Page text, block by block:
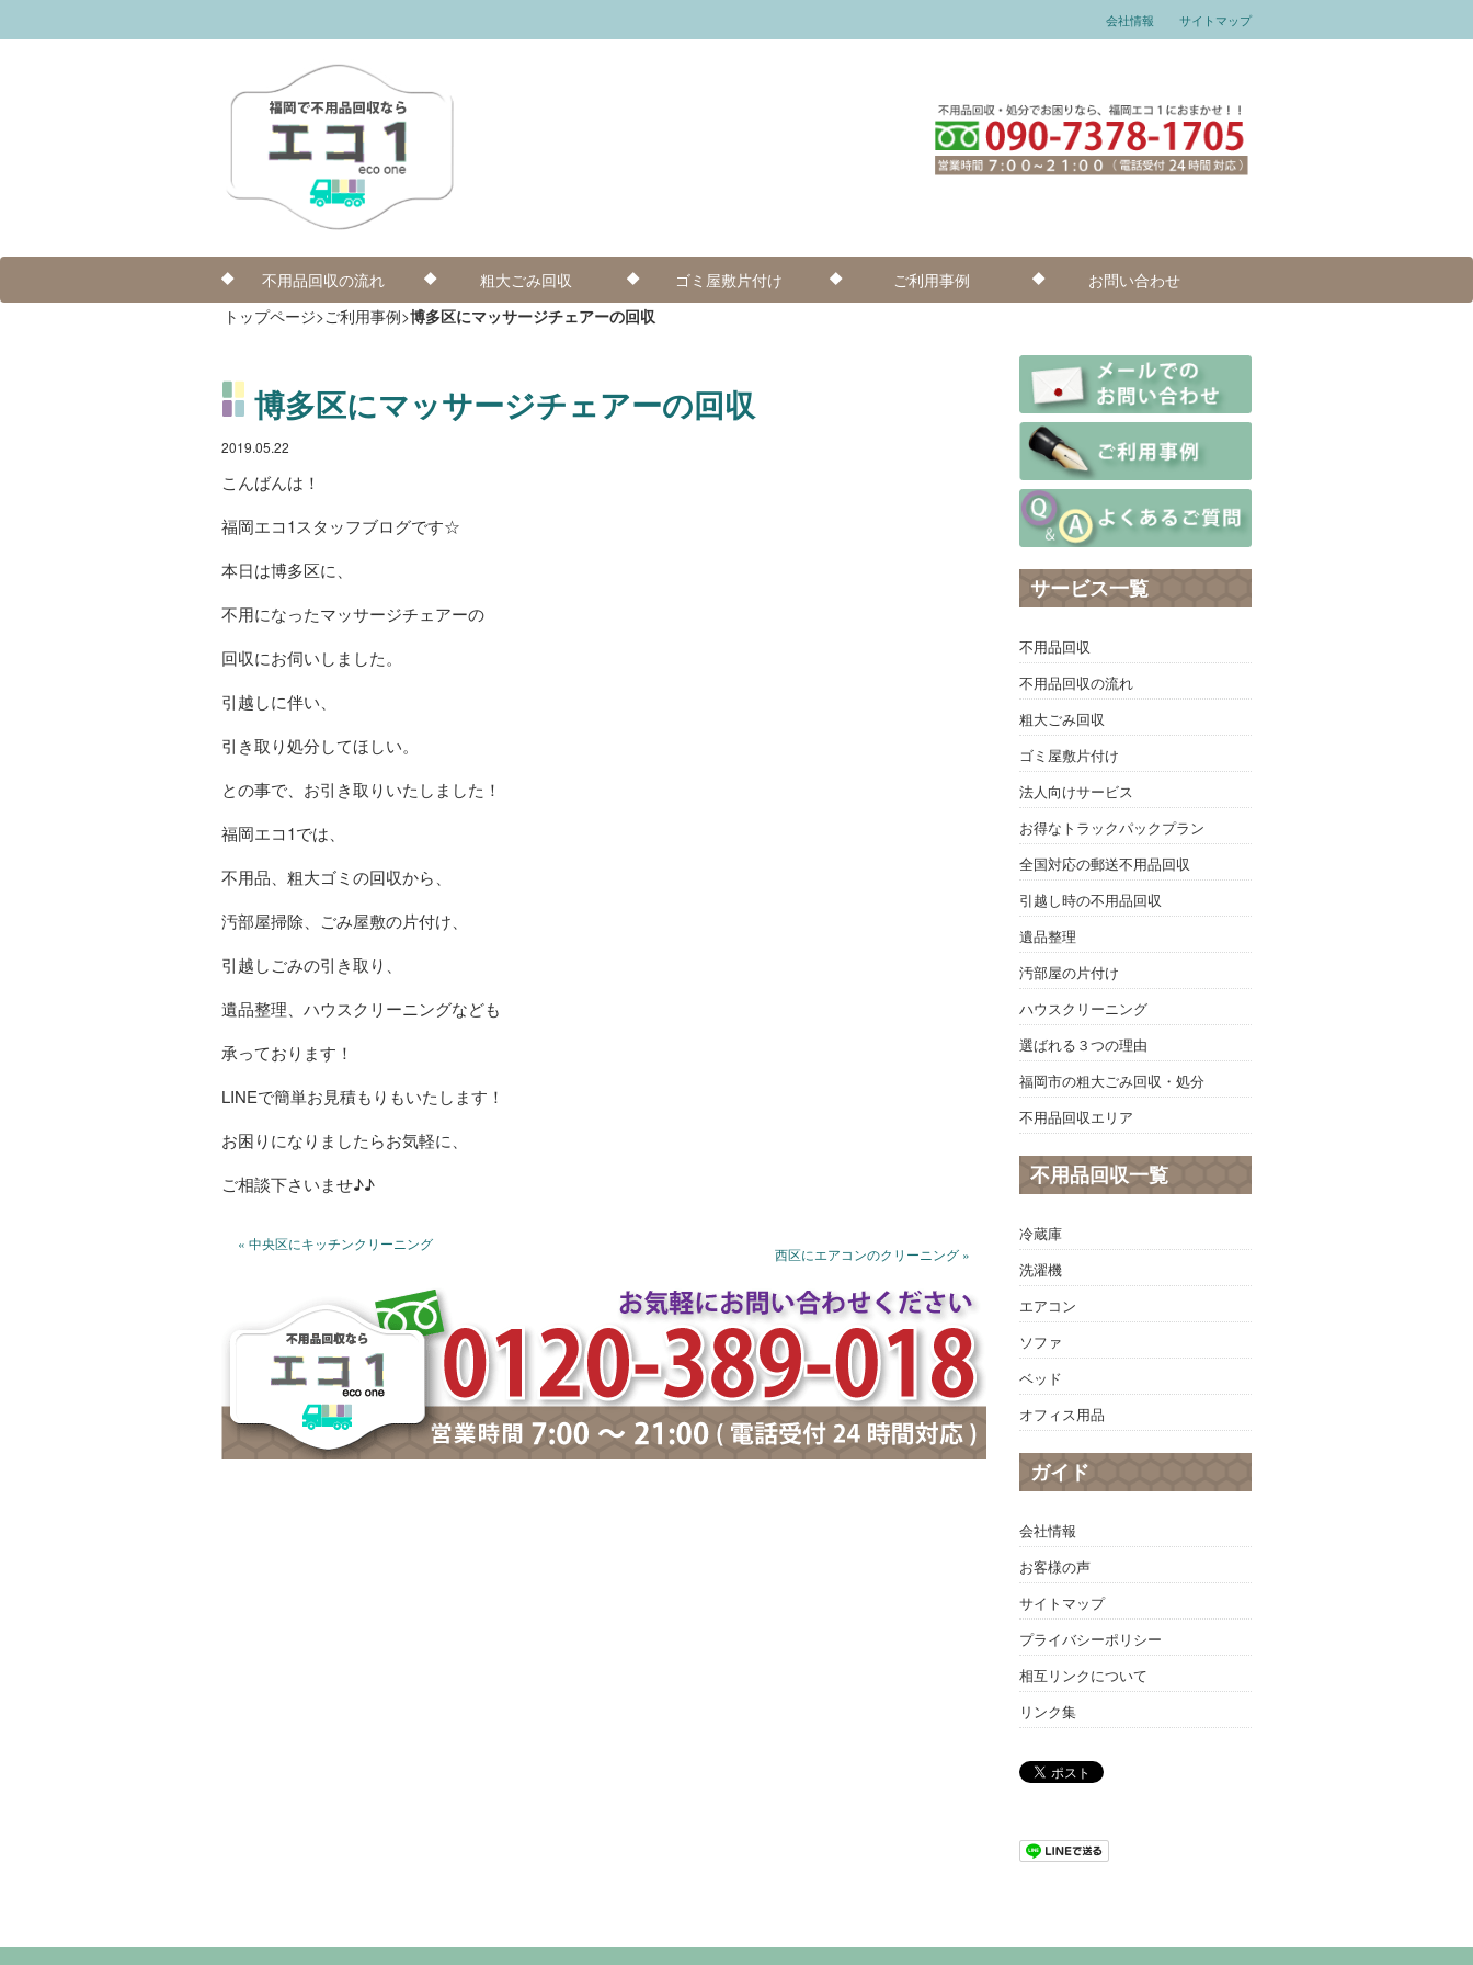
会社情報 サイトマップ
不用品回収の流れ 粗大ごみ回収 ゴミ屋敷片付け ご利用事例
お問い合わせ
トップページ>ご利用事例>博多区にマッサージチェアーの回収
博多区にマッサージチェアーの回収
2019.05.22
こんばんは！
福岡エコ1スタッフブログです☆
本日は博多区に、
不用になったマッサージチェアーの
回収にお伺いしました。
引越しに伴い、
引き取り処分してほしい。
との事で、お引き取りいたしました！
福岡エコ1では、
不用品、粗大ゴミの回収から、
汚部屋掃除、ごみ屋敷の片付け、
引越しごみの引き取り、
遺品整理、ハウスクリーニングなども
承っております！
LINEで簡単お見積もりもいたします！
お困りになりましたらお気軽に、
ご相談下さいませ♪♪
« 中央区にキッチンクリーニング
西区にエアコンのクリーニング »
サービス一覧
不用品回収
不用品回収の流れ
粗大ごみ回収
ゴミ屋敷片付け
法人向けサービス
お得なトラックパックプラン
全国対応の郵送不用品回収
引越し時の不用品回収
遺品整理
汚部屋の片付け
ハウスクリーニング
選ばれる３つの理由
福岡市の粗大ごみ回収・処分
不用品回収エリア
不用品回収一覧
冷蔵庫
洗濯機
エアコン
ソファ
ベッド
オフィス用品
ガイド
会社情報
お客様の声
サイトマップ
プライバシーポリシー
相互リンクについて
リンク集